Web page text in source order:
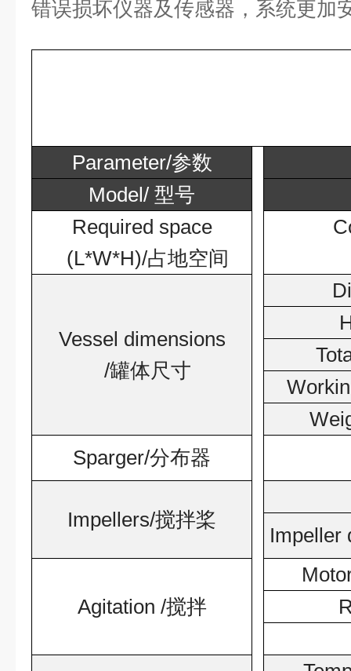
错误损坏仪器及传感器，系统更加
Parameter/参数
Model/ 型号
Required space
(L*W*H)/占地空间
Vessel dimensions
/罐体尺寸
Sparger/分布器
Impellers/搅拌桨
Impeller
Agitation /搅拌